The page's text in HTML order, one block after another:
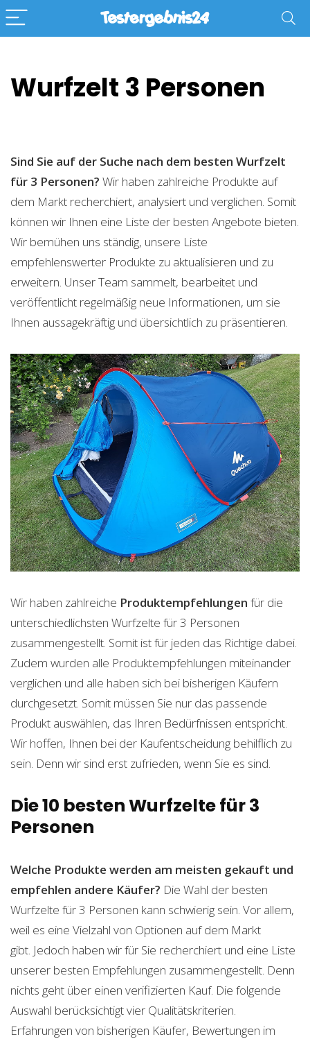
Wurfzelt 3 Personen
Sind Sie auf der Suche nach dem besten Wurfzelt
für 3 Personen? Wir haben zahlreiche Produkte auf
dem Markt recherchiert, analysiert und verglichen. Somit
können wir Ihnen eine Liste der besten Angebote bieten.
Wir bemühen uns ständig, unsere Liste
empfehlenswerter Produkte zu aktualisieren und zu
erweitern. Unser Team sammelt, bearbeitet und
veröffentlicht regelmäßig neue Informationen, um sie
Ihnen aussagekräftig und übersichtlich zu präsentieren.
Wir haben zahlreiche Produktempfehlungen für die
unterschiedlichsten Wurfzelte für 3 Personen
zusammengestellt. Somit ist für jeden das Richtige dabei.
Zudem wurden alle Produktempfehlungen miteinander
verglichen und alle haben sich bei bisherigen Käufern
durchgesetzt. Somit müssen Sie nur das passende
Produkt auswählen, das Ihren Bedürfnissen entspricht.
Wir hoffen, Ihnen bei der Kaufentscheidung behilflich zu
sein. Denn wir sind erst zufrieden, wenn Sie es sind.
Die 10 besten Wurfzelte für 3
Personen
Welche Produkte werden am meisten gekauft und
empfehlen andere Käufer? Die Wahl der besten
Wurfzelte für 3 Personen kann schwierig sein. Vor allem,
weil es eine Vielzahl von Optionen auf dem Markt
gibt. Jedoch haben wir für Sie recherchiert und eine Liste
unserer besten Empfehlungen zusammengestellt. Denn
nichts geht über einen verifizierten Kauf. Die folgende
Auswahl berücksichtigt vier Qualitätskriterien.
Erfahrungen von bisherigen Käufer, Bewertungen im